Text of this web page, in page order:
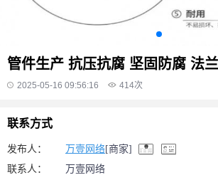
管件生产 抗压抗腐 坚固防腐 法
2025-05-16 09:56:16 414次
联系方式
发布人： 万壹网络[商家]
联系人：
万壹网络